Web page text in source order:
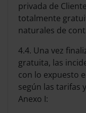
privada de
totalmente
naturales de
4.4. Una vez
gratuita, las
con lo expuesto
según las tarifas
Anexo I: